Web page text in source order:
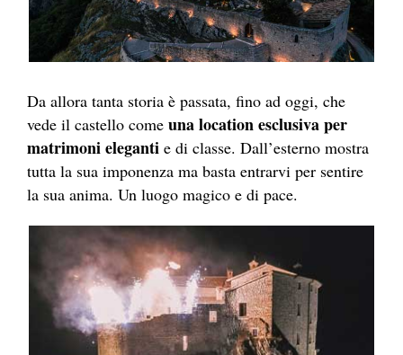
Da allora tanta storia è passata, fino ad oggi, che
vede il castello come una location esclusiva per
matrimoni eleganti e di classe. Dall’esterno mostra
tutta la sua imponenza ma basta entrarvi per sentire
la sua anima. Un luogo magico e di pace.